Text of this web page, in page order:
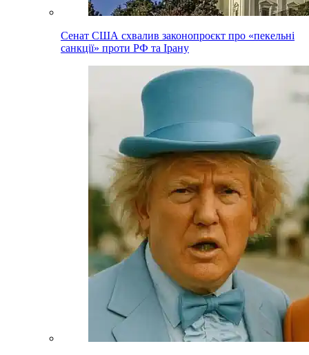
Сенат США схвалив законопроєкт про «пекельні
санкції» проти РФ та Ірану